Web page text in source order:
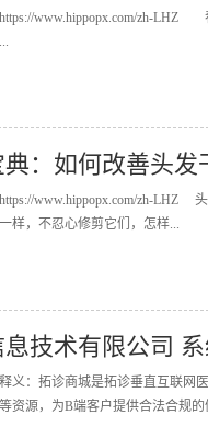
www.hippopx.com/zh-LHZ
典：如何改善头发
www.hippopx.com/zh-LHZ
样，不忍心修剪它们，怎样...
息技术有限公司
义：拓诊商城是拓诊垂直互联网
资源，为B端客户提供合法合规